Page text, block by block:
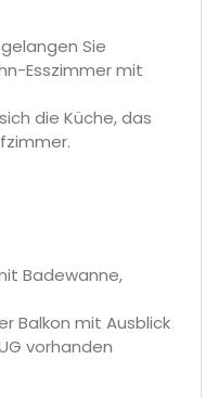
Sie
Esszimmer mit
die Küche, das
Badewanne,
Balkon mit Ausblick
vorhanden